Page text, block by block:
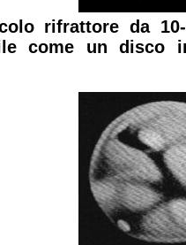
rifrattore da
come un disco